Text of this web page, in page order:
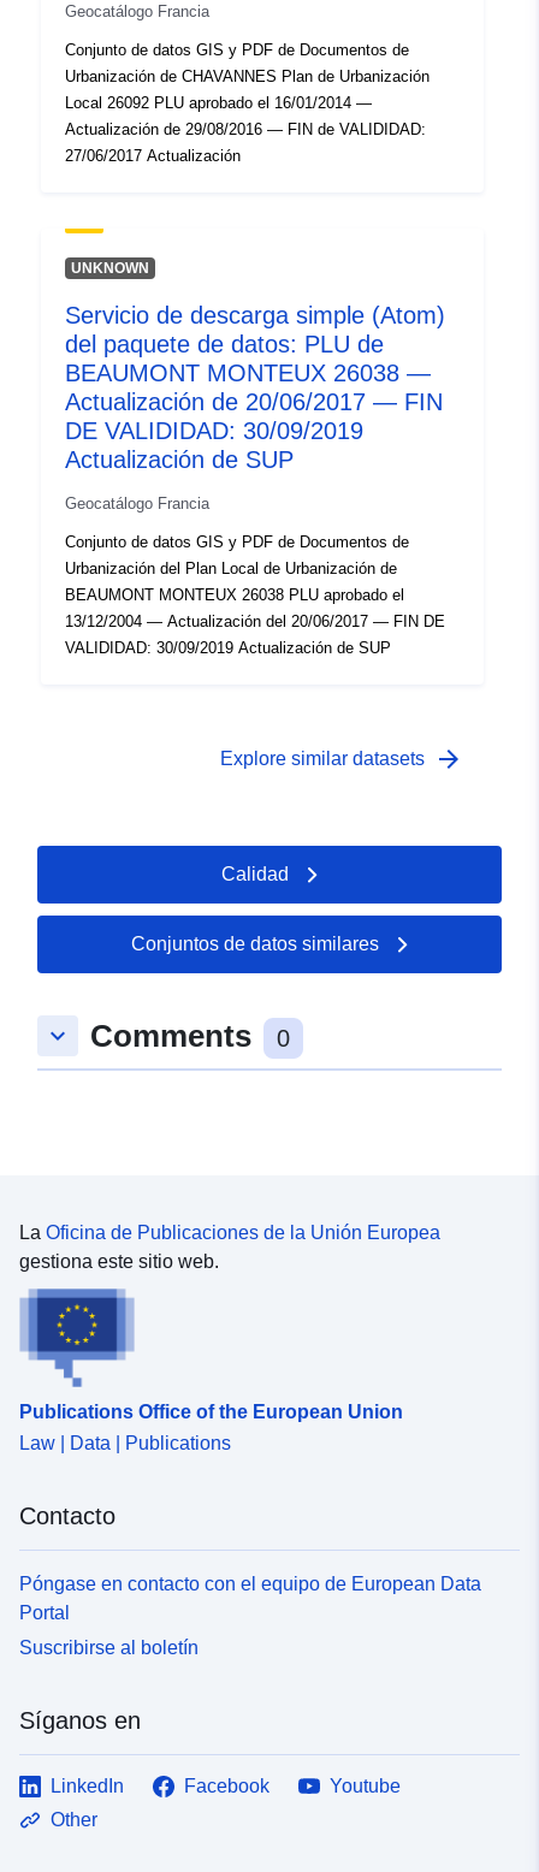
Geocatálogo Francia
Conjunto de datos GIS y PDF de Documentos de
Urbanización de CHAVANNES Plan de Urbanización
Local 26092 PLU aprobado el 16/01/2014 —
Actualización de 29/08/2016 — FIN de VALIDIDAD:
27/06/2017 Actualización
UNKNOWN
Servicio de descarga simple (Atom)
del paquete de datos: PLU de
BEAUMONT MONTEUX 26038 —
Actualización de 20/06/2017 — FIN
DE VALIDIDAD: 30/09/2019
Actualización de SUP
Geocatálogo Francia
Conjunto de datos GIS y PDF de Documentos de
Urbanización del Plan Local de Urbanización de
BEAUMONT MONTEUX 26038 PLU aprobado el
13/12/2004 — Actualización del 20/06/2017 — FIN DE
VALIDIDAD: 30/09/2019 Actualización de SUP
Explore similar datasets arrow_forward
Calidad
Conjuntos de datos similares
keyboard_arrow_down Comments 0
La Oficina de Publicaciones de la Unión Europea
gestiona este sitio web.
Publications Office of the European Union
Law | Data | Publications
Contacto
Póngase en contacto con el equipo de European Data
Portal
Suscribirse al boletín
Síganos en
LinkedIn Facebook
Youtube
Other